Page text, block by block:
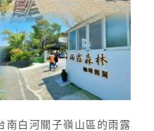
南白河關子嶺山區的雨露